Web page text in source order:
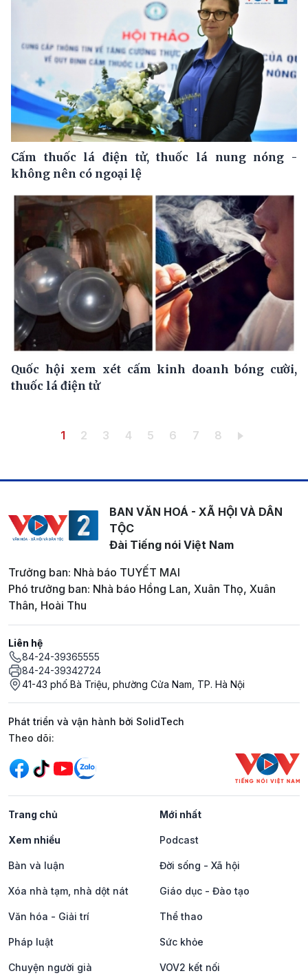
Cấm thuốc lá điện tử, thuốc lá nung nóng -
không nên có ngoại lệ
Quốc hội xem xét cấm kinh doanh bóng cười,
thuốc lá điện tử
PaginationTrang hiện thời
1 Trang
2 Trang
3 Trang
4 Trang
5 Trang
6 Trang
7 Trang
8
BAN VĂN HOÁ - XÃ HỘI VÀ DÂN
TỘC
Đài Tiếng nói Việt Nam
Trưởng ban: Nhà báo TUYẾT MAI
Phó trưởng ban: Nhà báo Hồng Lan, Xuân Thọ, Xuân
Thân, Hoài Thu
Liên hệ
84-24-39365555
84-24-39342724
41-43 phố Bà Triệu, phường Cửa Nam, TP. Hà Nội
Phát triển và vận hành bởi SolidTech
Mạng xã hội
Theo dõi:
Trang chủ Mới nhất
Xem nhiều Podcast
Bàn và luận Đời sống - Xã hội
Xóa nhà tạm, nhà dột nát Giáo dục - Đào tạo
Văn hóa - Giải trí Thể thao
Pháp luật Sức khỏe
Chuyện người già VOV2 kết nối